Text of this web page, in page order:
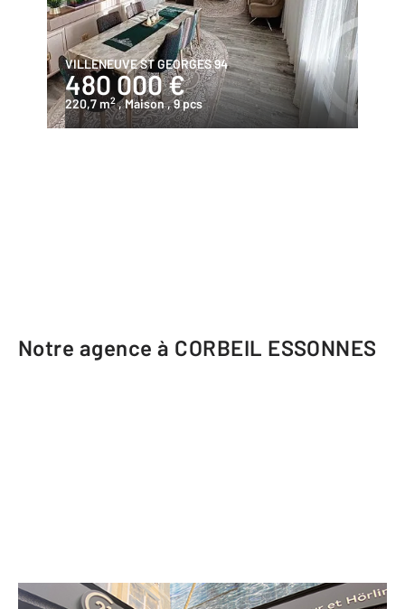
VILLENEUVE ST GEORGES 94
480 000 €
220,7 m2 , Maison, 9 pcs
Notre agence à CORBEIL ESSONNES